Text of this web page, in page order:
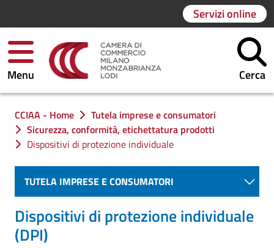
Servizi online
Menu Cerca
Ti trovi in:
CCIAA - Home
Tutela imprese e consumatori
Sicurezza, conformità, etichettatura prodotti
Dispositivi di protezione individuale
TUTELA IMPRESE E CONSUMATORI
Dispositivi di protezione individuale
(DPI)